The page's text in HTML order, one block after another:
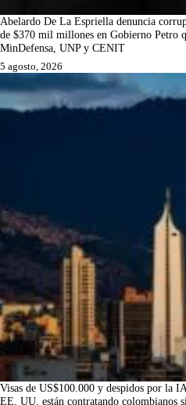
Abelardo De La Espriella denuncia
de $370 mil millones en Gobierno Petro
MinDefensa, UNP y CENIT
5 agosto, 2026
Visas de US$100.000 y despidos por la
EE. UU. están contratando colombianos